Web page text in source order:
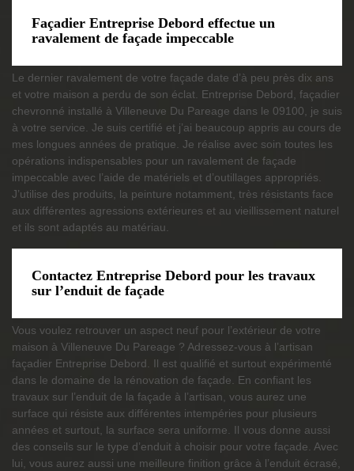
Façadier Entreprise Debord effectue un
ravalement de façade impeccable
Le dernier ravalement de votre façade date d’à peu près dix ans
et votre maison a perdu de son éclat. Entreprise Debord, façadier
chevronné installé à Villeneuve Du Pareage dans le 09100, je suis
à votre service. Je suis certifié et j’ai beaucoup appris au cours de
mes longues années de pratique. Je réalise avec soin toutes les
opérations indispensables pour un ravalement de façade
impeccable avec l’aide de matériels et d’outillages appropriés.
J’utilise des produits, la peinture notamment, très résistants face
aux différentes agressions extérieures et au vieillissement naturel
et ils sont adaptés au matériau.
Contactez Entreprise Debord pour les travaux
sur l’enduit de façade
Vous voulez retrouver un aspect neuf pour l’extérieur de votre
maison à Villeneuve Du Pareage ? Adressez-vous à l’artisan
façadier Entreprise Debord. Il est qualifié et surtout expérimenté
dans le domaine de la rénovation de façade. En confiant les
travaux sur l’enduit de la façade à l’artisan, vous aurez une
surface qui résiste aux différentes intempéries pour plusieurs
années et surtout, la surface sera uniforme. Il vous donne aussi
des conseils sur le type d’enduit à choisir pour votre façade. Avec
lui, vous aurez aussi une meilleure finition grâce à l’enduit écrasé,